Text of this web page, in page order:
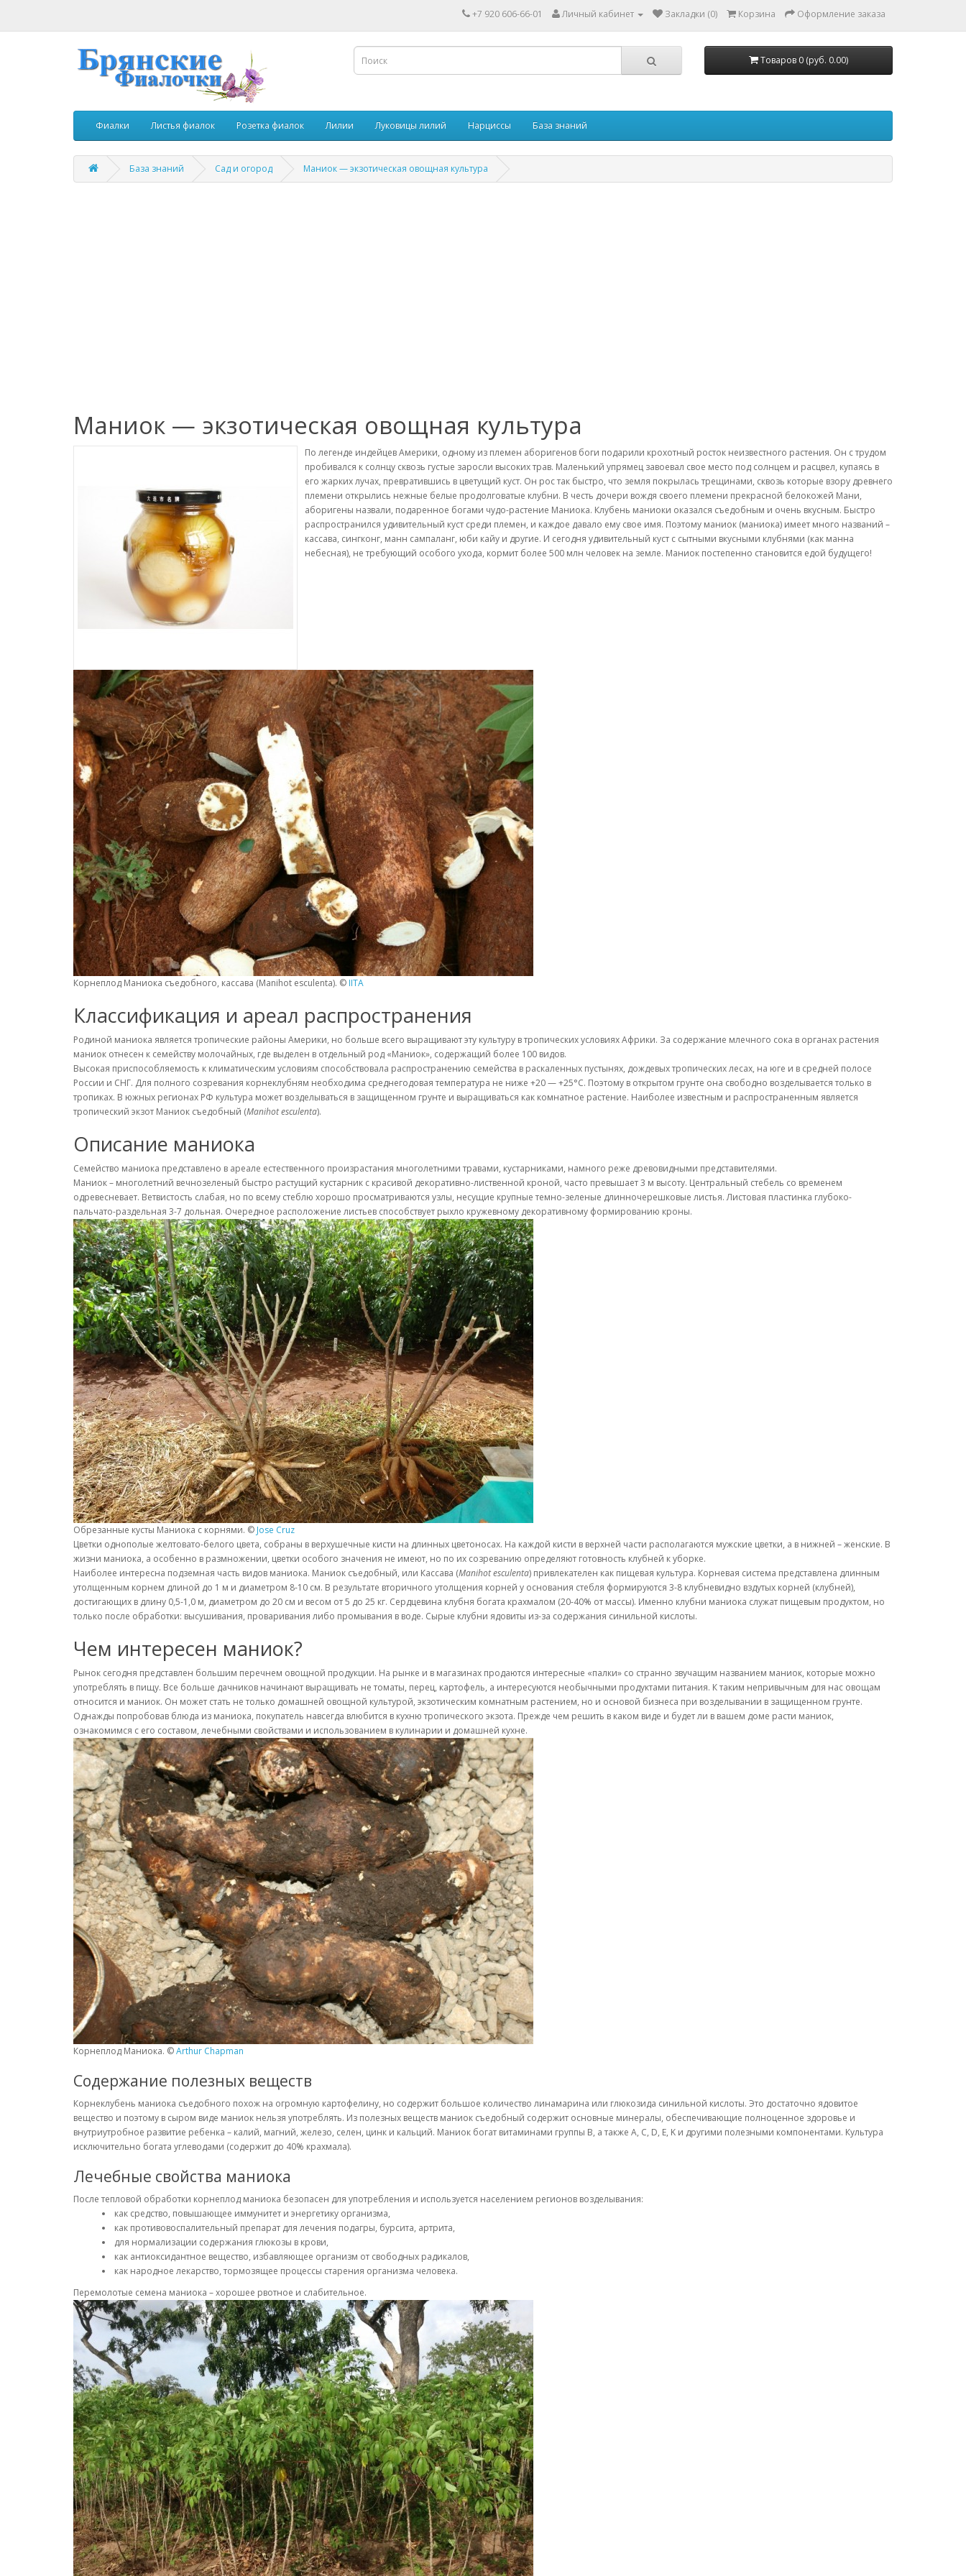
+7 920 606-66-01 Личный кабинет Закладки (0) Корзина Оформление заказа
Товаров 0 (руб. 0.00)
Фиалки Листья фиалок Розетка фиалок Лилии Луковицы лилий Нарциссы База знаний
База знаний Сад и огород Маниок — экзотическая овощная культура
Маниок — экзотическая овощная культура
По легенде индейцев Америки, одному из племен аборигенов боги подарили крохотный росток неизвестного растения. Он с трудом
пробивался к солнцу сквозь густые заросли высоких трав. Маленький упрямец завоевал свое место под солнцем и расцвел, купаясь в
его жарких лучах, превратившись в цветущий куст. Он рос так быстро, что земля покрылась трещинами, сквозь которые взору древнего
племени открылись нежные белые продолговатые клубни. В честь дочери вождя своего племени прекрасной белокожей Мани,
аборигены назвали, подаренное богами чудо-растение Маниока. Клубень маниоки оказался съедобным и очень вкусным. Быстро
распространился удивительный куст среди племен, и каждое давало ему свое имя. Поэтому маниок (маниока) имеет много названий –
кассава, сингконг, манн сампаланг, юби кайу и другие. И сегодня удивительный куст с сытными вкусными клубнями (как манна
небесная), не требующий особого ухода, кормит более 500 млн человек на земле. Маниок постепенно становится едой будущего!
Корнеплод Маниока съедобного, кассава (Manihot esculenta). © IITA
Классификация и ареал распространения
Родиной маниока является тропические районы Америки, но больше всего выращивают эту культуру в тропических условиях Африки. За содержание млечного сока в органах растения
маниок отнесен к семейству молочайных, где выделен в отдельный род «Маниок», содержащий более 100 видов.
Высокая приспособляемость к климатическим условиям способствовала распространению семейства в раскаленных пустынях, дождевых тропических лесах, на юге и в средней полосе
России и СНГ. Для полного созревания корнеклубням необходима среднегодовая температура не ниже +20 — +25°С. Поэтому в открытом грунте она свободно возделывается только в
тропиках. В южных регионах РФ культура может возделываться в защищенном грунте и выращиваться как комнатное растение. Наиболее известным и распространенным является
тропический экзот Маниок съедобный (Manihot esculenta).
Описание маниока
Семейство маниока представлено в ареале естественного произрастания многолетними травами, кустарниками, намного реже древовидными представителями.
Маниок – многолетний вечнозеленый быстро растущий кустарник с красивой декоративно-лиственной кроной, часто превышает 3 м высоту. Центральный стебель со временем
одревесневает. Ветвистость слабая, но по всему стеблю хорошо просматриваются узлы, несущие крупные темно-зеленые длинночерешковые листья. Листовая пластинка глубоко-
пальчато-раздельная 3-7 дольная. Очередное расположение листьев способствует рыхло кружевному декоративному формированию кроны.
Обрезанные кусты Маниока с корнями. © Jose Cruz
Цветки однополые желтовато-белого цвета, собраны в верхушечные кисти на длинных цветоносах. На каждой кисти в верхней части располагаются мужские цветки, а в нижней – женские. В
жизни маниока, а особенно в размножении, цветки особого значения не имеют, но по их созреванию определяют готовность клубней к уборке.
Наиболее интересна подземная часть видов маниока. Маниок съедобный, или Кассава (Manihot esculenta) привлекателен как пищевая культура. Корневая система представлена длинным
утолщенным корнем длиной до 1 м и диаметром 8-10 см. В результате вторичного утолщения корней у основания стебля формируются 3-8 клубневидно вздутых корней (клубней),
достигающих в длину 0,5-1,0 м, диаметром до 20 см и весом от 5 до 25 кг. Сердцевина клубня богата крахмалом (20-40% от массы). Именно клубни маниока служат пищевым продуктом, но
только после обработки: высушивания, проваривания либо промывания в воде. Сырые клубни ядовиты из-за содержания синильной кислоты.
Чем интересен маниок?
Рынок сегодня представлен большим перечнем овощной продукции. На рынке и в магазинах продаются интересные «палки» со странно звучащим названием маниок, которые можно
употреблять в пищу. Все больше дачников начинают выращивать не томаты, перец, картофель, а интересуются необычными продуктами питания. К таким непривычным для нас овощам
относится и маниок. Он может стать не только домашней овощной культурой, экзотическим комнатным растением, но и основой бизнеса при возделывании в защищенном грунте.
Однажды попробовав блюда из маниока, покупатель навсегда влюбится в кухню тропического экзота. Прежде чем решить в каком виде и будет ли в вашем доме расти маниок,
ознакомимся с его составом, лечебными свойствами и использованием в кулинарии и домашней кухне.
Корнеплод Маниока. ©Arthur Chapman
Содержание полезных веществ
Корнеклубень маниока съедобного похож на огромную картофелину, но содержит большое количество линамарина или глюкозида синильной кислоты. Это достаточно ядовитое
вещество и поэтому в сыром виде маниок нельзя употреблять. Из полезных веществ маниок съедобный содержит основные минералы, обеспечивающие полноценное здоровье и
внутриутробное развитие ребенка – калий, магний, железо, селен, цинк и кальций. Маниок богат витаминами группы В, а также A, C, D, E, K и другими полезными компонентами. Культура
исключительно богата углеводами (содержит до 40% крахмала).
Лечебные свойства маниока
После тепловой обработки корнеплод маниока безопасен для употребления и используется населением регионов возделывания:
как средство, повышающее иммунитет и энергетику организма,
как противовоспалительный препарат для лечения подагры, бурсита, артрита,
для нормализации содержания глюкозы в крови,
как антиоксидантное вещество, избавляющее организм от свободных радикалов,
как народное лекарство, тормозящее процессы старения организма человека.
Перемолотые семена маниока – хорошее рвотное и слабительное.